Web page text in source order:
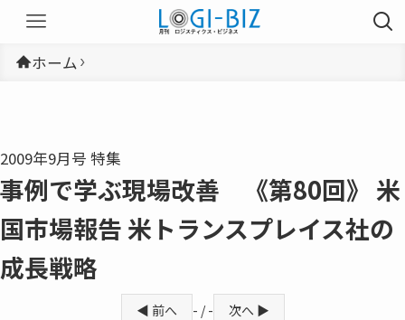
ホーム
2009年9月号 特集
事例で学ぶ現場改善 《第80回》 米
国市場報告 米トランスプレイス社の
成長戦略
◀ 前へ - / - 次へ ▶